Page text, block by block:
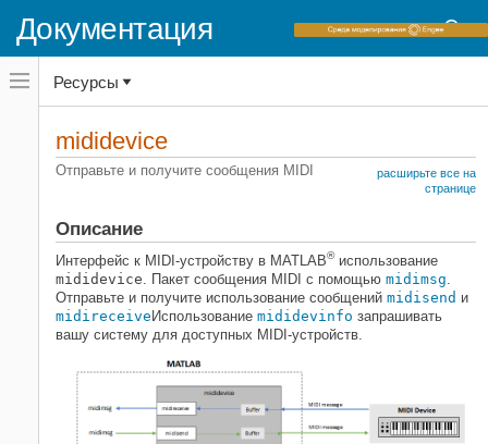
Документация
Переключатель
навигационного
меню
переключатель
навигационного
Audio Toolbox
mididevice
НА ЭТОЙ СТРАНИЦЕ
Описание
Создание
Функции объекта
Примеры
Смотрите также
Ресурсы
mididevice
Отправьте и получите сообщения MIDI
расширьте все на
странице
Описание
Интерфейс к MIDI-устройству в MATLAB®использование
mididevice. Пакет сообщения MIDI с помощью midimsg.
Отправьте и получите использование сообщений midisend и
midireceive Использование mididevinfo запрашивать
вашу систему для доступных MIDI-устройств.